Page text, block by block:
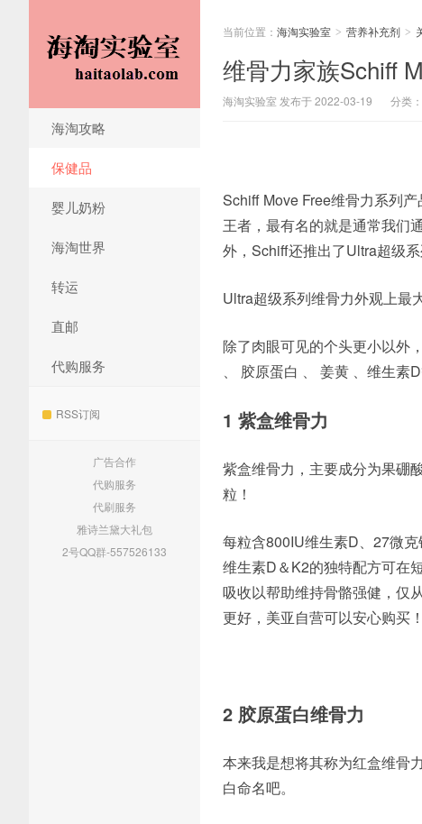
海淘攻略
保健品
婴儿奶粉
海淘世界
转运
直邮
代购服务
RSS订阅
广告合作
代购服务
代刷服务
雅诗兰黛大礼包
2号QQ群-557526133
当前位置： 海淘实验室 > 营养补充剂 >
维骨力家族Schiff
海淘实验室 发布于 2022-03-19 分类：
Schiff Move Free维骨力系列
王者，最有名的就是通常我们
外，Schiff还推出了Ultra超级
Ultra超级系列维骨力外观上最
除了肉眼可见的个头更小以外
、 胶原蛋白 、 姜黄 、维生素D
1 紫盒维骨力
紫盒维骨力，主要成分为果硼
粒！
每粒含800IU维生素D、27微
维生素D＆K2的独特配方可在
吸收以帮助维持骨骼强健，仅
更好，美亚自营可以安心购买！
2 胶原蛋白维骨力
本来我是想将其称为红盒维骨
白命名吧。